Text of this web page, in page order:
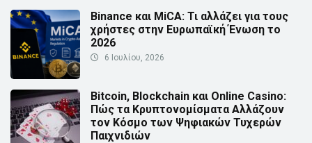
Binance και MiCA: Τι αλλάζει για τους
χρήστες στην Ευρωπαϊκή Ένωση το
2026
6 Ιουλίου, 2026
Bitcoin, Blockchain και Online Casino:
Πώς τα Κρυπτονομίσματα Αλλάζουν
τον Κόσμο των Ψηφιακών Τυχερών
Παιχνιδιών